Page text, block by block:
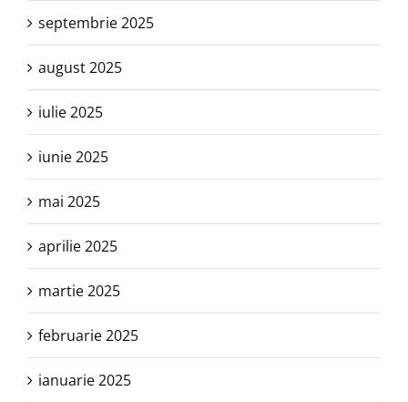
septembrie 2025
august 2025
iulie 2025
iunie 2025
mai 2025
aprilie 2025
martie 2025
februarie 2025
ianuarie 2025